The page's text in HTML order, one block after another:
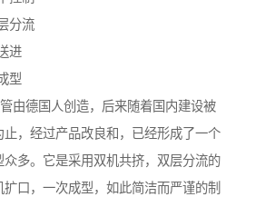
分流
进
型
由德国人创造，后来随着国内建设被
止，经过产品改良和，已经形成了一个
众多。它是采用双机共挤，双层分流的
扩口，一次成型，如此简洁而严谨的制